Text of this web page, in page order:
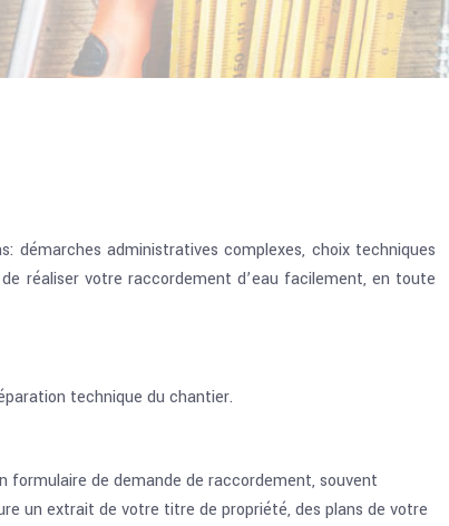
démarches administratives complexes, choix techniques
réaliser votre raccordement d’eau facilement, en toute
technique du chantier.
formulaire de demande de raccordement, souvent
un extrait de votre titre de propriété, des plans de votre